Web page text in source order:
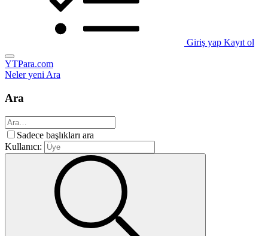
Giriş yap Kayıt ol
YTPara.com
Neler yeniAra
Ara
Sadece başlıkları ara
Kullanıcı: